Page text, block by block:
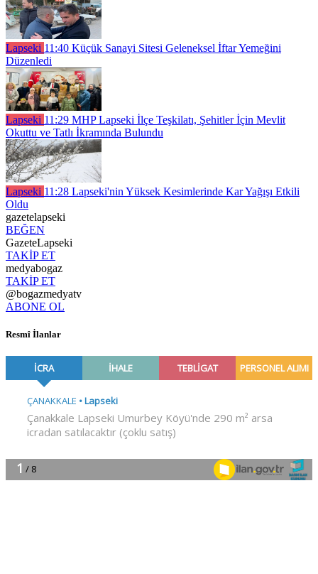
Lapseki 11:40 Küçük Sanayi Sitesi Geleneksel İftar Yemeğini
Düzenledi
Lapseki 11:29 MHP Lapseki İlçe Teşkilatı, Şehitler İçin Mevlit
Okuttu ve Tatlı İkramında Bulundu
Lapseki 11:28 Lapseki'nin Yüksek Kesimlerinde Kar Yağışı Etkili
Oldu
gazetelapseki
BEĞEN
GazeteLapseki
TAKİP ET
medyabogaz
TAKİP ET
@bogazmedyatv
ABONE OL
Resmî İlanlar